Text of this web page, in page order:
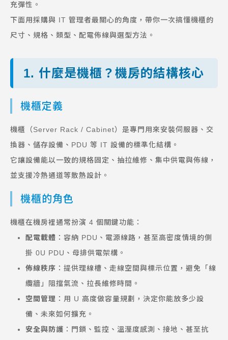
充彈性。
下面用採購與 IT 管理者最關心的角度，帶你一次搞懂機櫃的
尺寸、規格、類型、配電佈線與選型方法。
1. 什麼是機櫃？機房的結構核心
機櫃定義
機櫃（Server Rack / Cabinet）是專門用來安裝伺服器、交
換器、儲存設備、PDU 等 IT 設備的標準化結構。
它讓設備能以一致的規格固定、抽拉維修、集中供電與佈線，
並支援冷熱通道等散熱設計。
機櫃的角色
機櫃在機房裡通常扮演 4 個關鍵功能：
配電載體 ：容納 PDU、電源線路，甚至高密度情境的側
掛 0U PDU、母排供電架構。
佈線秩序 ：提供理線槽、走線空間與標示位置，避免「線
纜牆」阻擋氣流、拉長維修時間。
空間管理 ：用 U 高度做容量規劃，決定你能放多少設
備、未來如何擴充。
安全與防護 ：門鎖、監控、溫溼度感測、接地、甚至抗